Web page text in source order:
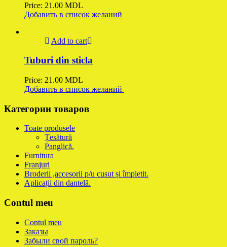
Price: 21.00 MDL
Добавить в список желаний
Add to cart
Tuburi din sticla
Price: 21.00 MDL
Добавить в список желаний
Категории товаров
Toate produsele
Țesătură
Panglică.
Furnitura
Franjuri
Broderii ,accesorii p/u cusut și împletit.
Aplicații din dantelă.
Contul meu
Contul meu
Заказы
Забыли свой пароль?